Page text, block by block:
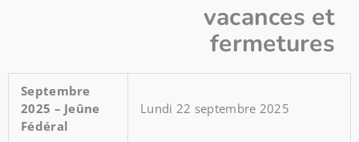
vacances et
fermetures
Septembre
2025 – Jeûne
Fédéral
Lundi 22 septembre 2025